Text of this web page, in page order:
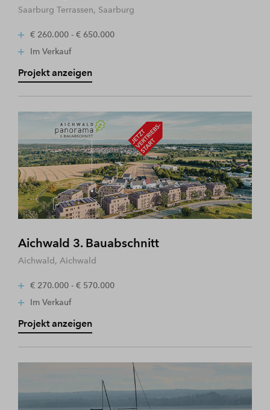
Saarburg Terrassen, Saarburg
€ 260.000 - € 650.000
Im Verkauf
Projekt anzeigen
Aichwald 3. Bauabschnitt
Aichwald, Aichwald
€ 270.000 - € 570.000
Im Verkauf
Projekt anzeigen